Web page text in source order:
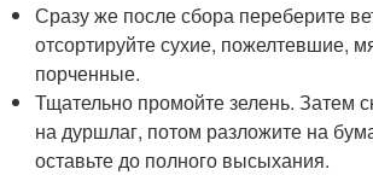
Сразу же после сбора переберите
отсортируйте сухие, пожелтевшие,
порченные.
Тщательно промойте зелень. Затем
на дуршлаг, потом разложите на
оставьте до полного высыхания.